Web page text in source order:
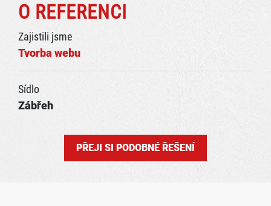
O REFERENCI
Zajistili jsme
Tvorba webu
Sídlo
Zábřeh
PŘEJI SI PODOBNÉ ŘEŠENÍ